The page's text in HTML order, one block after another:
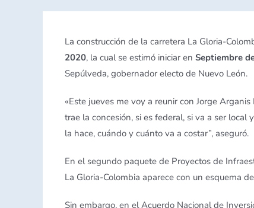
La construcción de la carretera La Gloria-
2020, la cual se estimó iniciar enSeptiembre
Sepúlveda, gobernador electo de Nuevo León.
«Este jueves me voy a reunir con Jorge
trae la concesión, si es federal, si va a ser
la hace, cuándo y cuánto va a costar”, aseguró.
En el segundo paquete de Proyectos de
La Gloria-Colombia aparece con un esquema
Sin embargo, en el Acuerdo Nacional de